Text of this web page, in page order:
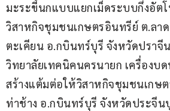
มะระขี้นกแบบแยกเม็ดระบบกึ่งอัต
วิสาหกิจชุมชนเกษตรอินทรีย์ ต.ลาด
ตะเคียน อ.กบินทร์บุรี จังหวัดปราจี
วิทยาลัยเทคนิคนครนายก เครื่องบ
สร้างแต้มต่อให้วิสาหกิจชุมชนเกษ
ท่าช้าง อ.กบินทร์บุรี จังหวัดประจีน